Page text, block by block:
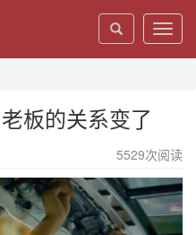
板的关系变了
5529次阅读